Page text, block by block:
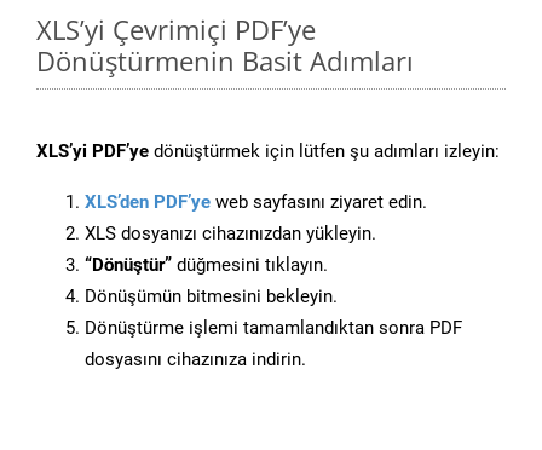
XLS’yi Çevrimiçi PDF’ye
Dönüştürmenin Basit Adımları
XLS’yi PDF’ye dönüştürmek için lütfen şu adımları izleyin:
XLS’den PDF’ye web sayfasını ziyaret edin.
XLS dosyanızı cihazınızdan yükleyin.
“Dönüştür” düğmesini tıklayın.
Dönüşümün bitmesini bekleyin.
Dönüştürme işlemi tamamlandıktan sonra PDF
dosyasını cihazınıza indirin.